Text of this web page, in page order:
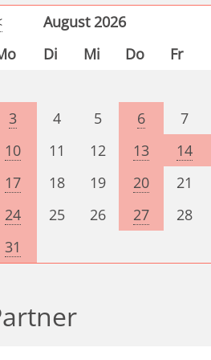
August 2026
Di Mi Do Fr
3
4 5 6 7
10
11 12 13 14
17
18 19 20 21
24
25 26 27 28
31